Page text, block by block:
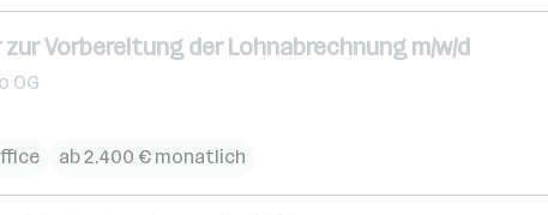
Vorbereitung der Lohnabrechnung m/w/d
OG
ab 2.400 € monatlich